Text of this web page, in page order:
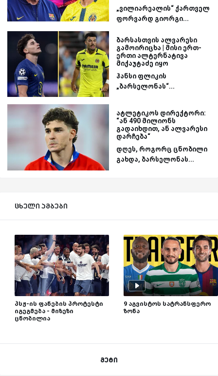
„ვილიარეალის“ ქართველ
ფორვარდ გიორგი...
ბარსასთვის ალვარესი
გამოირიცხა | მისი ერთ-
ერთი ალტერნატივა
მიქაუტაძე იყო
ჰანსი ფლიკის
„ბარსელონას“...
ატლეტიკოს დირექტორი:
“ან 490 მილიონს
გადაიხდით, ან ალვარესი
დარჩება“
დღეს, როგორც ცნობილი
გახდა, ბარსელონას...
ცხელი ამბები
პსჟ-ის ფანების პროტესტი
იგეგმება - მიზეზი
ცნობილია
9 აგვისტოს სატრანსფერო
ზონა
მეტი